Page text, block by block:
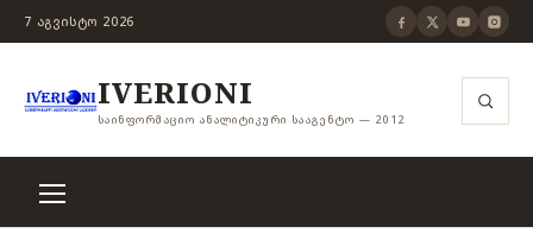
7 ᲐᲒᲕᲘᲡᲢᲝ 2026
IVERIONI
ᲡᲐᲘᲜᲤᲝᲠᲛᲐᲪᲘᲝ ᲐᲜᲐᲚᲘᲢᲘᲙᲣᲠᲘ ᲡᲐᲐᲒᲔᲜᲢᲝ — 2012